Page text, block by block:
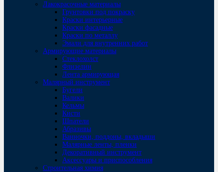
Лакокрасочные материалы
Грунтовки под покраску
Краски интерьерные
Краски фасадные
Краски по металлу
Эмали для внутренних работ
Армирующие материалы
Стеклохолст
Флизелин
Лента армирующая
Малярный инструмент
Бугели
Валики
Кельмы
Кисти
Шпатели
Абразивы
Ванночки, поддоны, вкладыши
Малярные ленты, пленки
Декоративный инструмент
Аксессуары и приспособления
Строительная химия